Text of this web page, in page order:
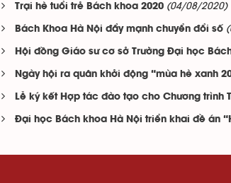
Trại hè tuổi trẻ Bách khoa 2020 (04/08/2020)
Bách Khoa Hà Nội đẩy mạnh chuyển đổi số
Hội đồng Giáo sư cơ sở Trường Đại học
Ngày hội ra quân khởi động “mùa hè xanh
Lễ ký kết Hợp tác đào tạo cho Chương trình
Đại học Bách khoa Hà Nội triển khai đề án